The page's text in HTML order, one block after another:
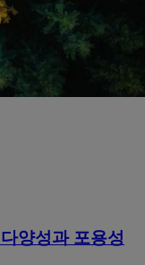
양성과 포용성